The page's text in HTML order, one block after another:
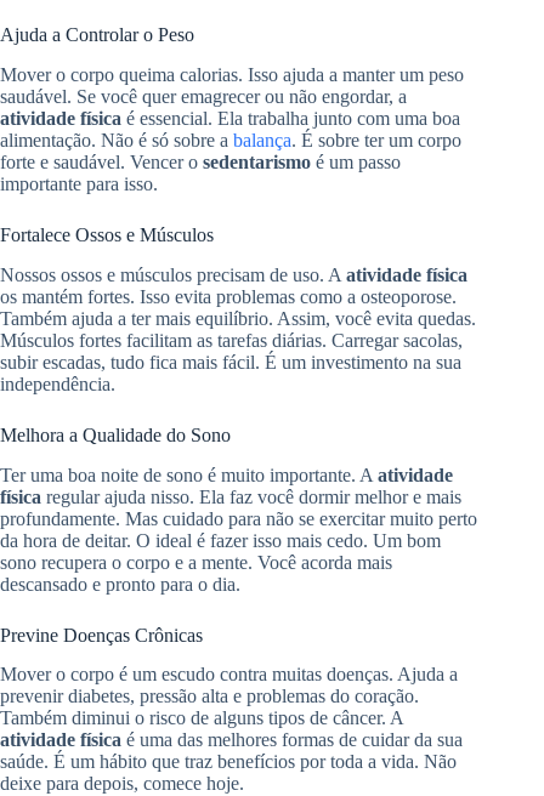
Ajuda a Controlar o Peso
Mover o corpo queima calorias. Isso ajuda a manter um peso
saudável. Se você quer emagrecer ou não engordar, a
atividade física é essencial. Ela trabalha junto com uma boa
alimentação. Não é só sobre a balança. É sobre ter um corpo
forte e saudável. Vencer o sedentarismo é um passo
importante para isso.
Fortalece Ossos e Músculos
Nossos ossos e músculos precisam de uso. A atividade física
os mantém fortes. Isso evita problemas como a osteoporose.
Também ajuda a ter mais equilíbrio. Assim, você evita quedas.
Músculos fortes facilitam as tarefas diárias. Carregar sacolas,
subir escadas, tudo fica mais fácil. É um investimento na sua
independência.
Melhora a Qualidade do Sono
Ter uma boa noite de sono é muito importante. A atividade
física regular ajuda nisso. Ela faz você dormir melhor e mais
profundamente. Mas cuidado para não se exercitar muito perto
da hora de deitar. O ideal é fazer isso mais cedo. Um bom
sono recupera o corpo e a mente. Você acorda mais
descansado e pronto para o dia.
Previne Doenças Crônicas
Mover o corpo é um escudo contra muitas doenças. Ajuda a
prevenir diabetes, pressão alta e problemas do coração.
Também diminui o risco de alguns tipos de câncer. A
atividade física é uma das melhores formas de cuidar da sua
saúde. É um hábito que traz benefícios por toda a vida. Não
deixe para depois, comece hoje.